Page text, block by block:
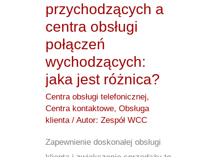
przychodzących a
centra obsługi
połączeń
wychodzących:
jaka jest różnica?
Centra obsługi telefonicznej,
Centra kontaktowe,Obsługa
klienta/ Autor:Zespół WCC
Zapewnienie doskonałej obsługi
wychodzących:
jaka
jest
różnica?